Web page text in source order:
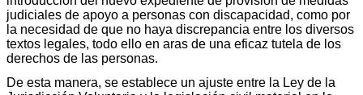
judiciales de apoyo a personas con discapacidad, como por
la necesidad de que no haya discrepancia entre los diversos
textos legales, todo ello en aras de una eficaz tutela de los
derechos de las personas.
De esta manera, se establece un ajuste entre la Ley de la